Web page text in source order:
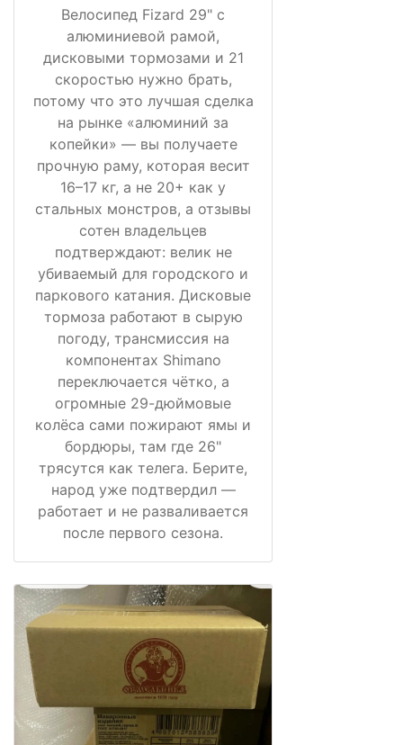
Велосипед Fizard 29" с
алюминиевой рамой,
дисковыми тормозами и 21
скоростью нужно брать,
потому что это лучшая сделка
на рынке «алюминий за
копейки» — вы получаете
прочную раму, которая весит
16–17 кг, а не 20+ как у
стальных монстров, а отзывы
сотен владельцев
подтверждают: велик не
убиваемый для городского и
паркового катания. Дисковые
тормоза работают в сырую
погоду, трансмиссия на
компонентах Shimano
переключается чётко, а
огромные 29-дюймовые
колёса сами пожирают ямы и
бордюры, там где 26"
трясутся как телега. Берите,
народ уже подтвердил —
работает и не разваливается
после первого сезона.